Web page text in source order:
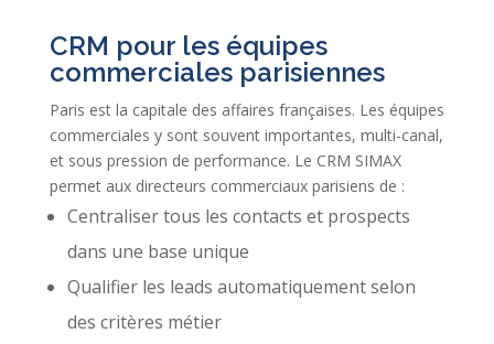
CRM pour les équipes
commerciales parisiennes
Paris est la capitale des affaires françaises. Les équipes
commerciales y sont souvent importantes, multi-canal,
et sous pression de performance. Le CRM SIMAX
permet aux directeurs commerciaux parisiens de :
Centraliser tous les contacts et prospects
dans une base unique
Qualifier les leads automatiquement selon
des critères métier